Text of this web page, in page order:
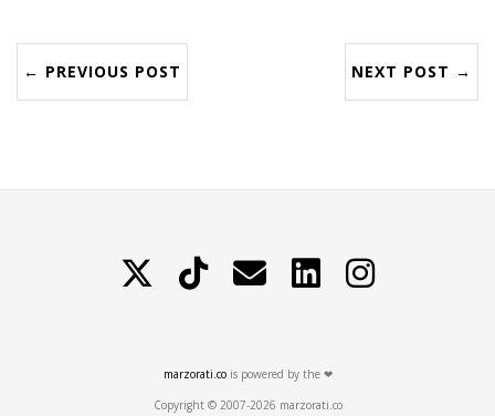
← PREVIOUS POST NEXT POST →
TikTok Contattami LinkedIn
marzorati.cois powered by the ❤
Copyright © 2007-2026 marzorati.co